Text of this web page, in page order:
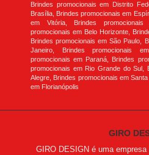
Brindes promocionais em Distrito
Brasília, Brindes promocionais em
em Vitória, Brindes
promocionais em Belo Horizonte,
Brindes promocionais em São Paulo,
Janeiro, Brindes promocionais
promocionais em Paraná, Brindes
promocionais em Rio Grande do Sul,
Alegre, Brindes promocionais em
em Florianópolis
GIRO
GIRO DESIGN é uma